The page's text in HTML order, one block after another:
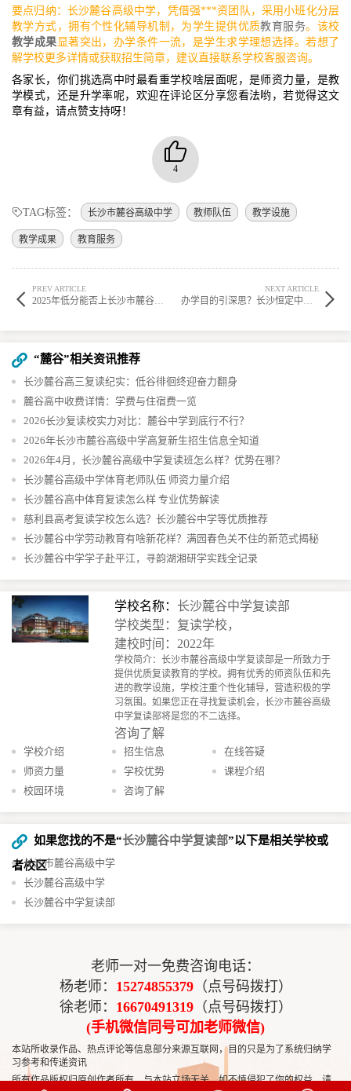
要点归纳：长沙麓谷高级中学，凭借强***资团队，采用小班化分层
教学方式，拥有个性化辅导机制，为学生提供优质教育服务。该校
教学成果 显著突出，办学条件一流，是学生求学理想选择。若想了
解学校更多详情或获取招生简章，建议直接联系学校客服咨询。
各家长，你们挑选高中时最看重学校啥层面呢，是师资力量，是教
学模式，还是升学率呢，欢迎在评论区分享您看法哟，若觉得这文
章有益，请点赞支持呀！
4
TAG标签： 长沙市麓谷高级中学 教师队伍 教学设施
教学成果 教育服务
PREV ARTICLE
2025年低分能否上长沙市麓谷高级中学？答案在此
NEXT ARTICLE
办学目的引深思？长沙恒定中学创办者：让更多孩子读好书
“麓谷”相关资讯推荐
长沙麓谷高三复读纪实：低谷徘徊终迎奋力翻身
麓谷高中收费详情：学费与住宿费一览
2026长沙复读校实力对比：麓谷中学到底行不行？
2026年长沙市麓谷高级中学高复新生招生信息全知道
2026年4月，长沙麓谷高级中学复读班怎么样？优势在哪？
长沙麓谷高级中学体育老师队伍 师资力量介绍
长沙麓谷高中体育复读怎么样 专业优势解读
慈利县高考复读学校怎么选？长沙麓谷中学等优质推荐
长沙麓谷中学劳动教育有啥新花样？满园春色关不住的新范式揭秘
长沙麓谷中学学子赴平江，寻韵湖湘研学实践全记录
学校名称： 长沙麓谷中学复读部
学校类型：复读学校，
建校时间：2022年
学校简介：长沙市麓谷高级中学复读部是一所致力于
提供优质复读教育的学校。拥有优秀的师资队伍和先
进的教学设施，学校注重个性化辅导，营造积极的学
习氛围。如果您正在寻找复读机会，长沙市麓谷高级
中学复读部将是您的不二选择。
咨询了解
学校介绍 招生信息
在线答疑
师资力量
学校优势
课程介绍
校园环境
咨询了解
如果您找的不是“长沙麓谷中学复读部”以下是相关学校或
者校区
长沙市麓谷高级中学
长沙麓谷高级中学
长沙麓谷中学复读部
老师一对一免费咨询电话：
杨老师： 15274855379（点号码拨打）
徐老师： 16670491319（点号码拨打）
(手机微信同号可加老师微信)
本站所收录作品、热点评论等信息部分来源互联网，目的只是为了系统归纳学
习参考和传递资讯
所有作品版权归原创作者所有，与本站立场无关，如不慎侵犯了你的权益，请